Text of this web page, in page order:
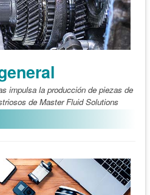
impulsa la producción de piezas de
de Master Fluid Solutions